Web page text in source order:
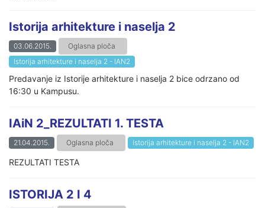
Istorija arhitekture i naselja 2
03.06.2015.
Oglasna ploča
Istorija arhitekture i naselja 2 - IAN2
Predavanje iz Istorije arhitekture i naselja 2 bice odrzano od
16:30 u Kampusu.
IAiN 2_REZULTATI 1. TESTA
21.04.2015. Oglasna ploča Istorija arhitekture i naselja 2 - IAN2
REZULTATI TESTA
ISTORIJA 2 I 4